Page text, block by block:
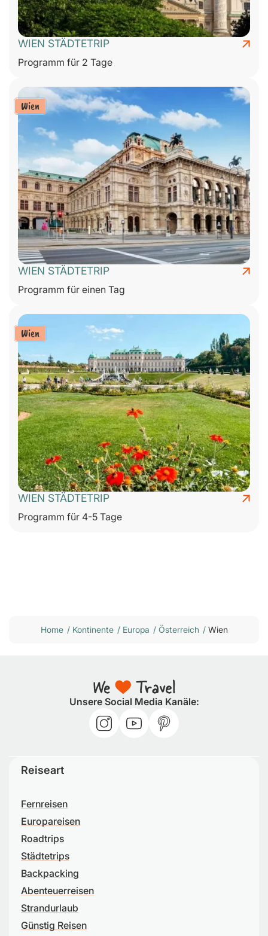
WIEN STÄDTETRIP
Programm für 2 Tage
Wien
WIEN STÄDTETRIP
Programm für einen Tag
Wien
WIEN STÄDTETRIP
Programm für 4-5 Tage
Home / Kontinente / Europa / Österreich / Wien
Unsere Social Media Kanäle:
Reiseart
Fernreisen
Europareisen
Roadtrips
Städtetrips
Backpacking
Abenteuerreisen
Strandurlaub
Günstig Reisen